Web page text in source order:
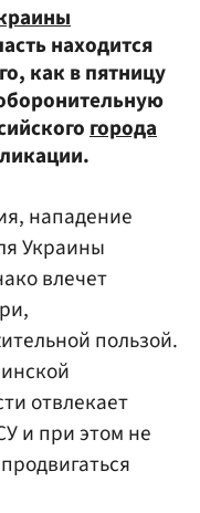
находится
как в пятницу
города
нападение
Украины
влечет
пользой.
отвлекает
и при этом не